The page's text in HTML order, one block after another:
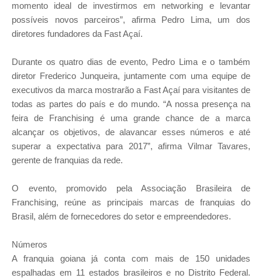
momento ideal de investirmos em networking e levantar
possíveis novos parceiros”, afirma Pedro Lima, um dos
diretores fundadores da Fast Açaí.
Durante os quatro dias de evento, Pedro Lima e o também
diretor Frederico Junqueira, juntamente com uma equipe de
executivos da marca mostrarão a Fast Açaí para visitantes de
todas as partes do país e do mundo. “A nossa presença na
feira de Franchising é uma grande chance de a marca
alcançar os objetivos, de alavancar esses números e até
superar a expectativa para 2017”, afirma Vilmar Tavares,
gerente de franquias da rede.
O evento, promovido pela Associação Brasileira de
Franchising, reúne as principais marcas de franquias do
Brasil, além de fornecedores do setor e empreendedores.
Números
A franquia goiana já conta com mais de 150 unidades
espalhadas em 11 estados brasileiros e no Distrito Federal.